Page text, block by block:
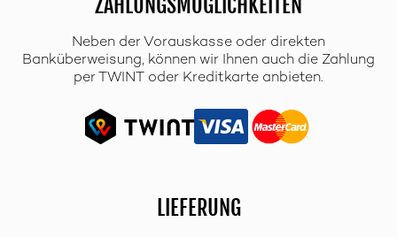
ZAHLUNGSMÖGLICHKEITEN
Neben der Vorauskasse oder direkten
Banküberweisung, können wir Ihnen auch die Zahlung
per TWINT oder Kreditkarte anbieten.
LIEFERUNG